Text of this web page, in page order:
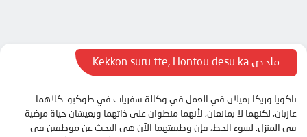
ملخص Kekkon suru tte, Hontou desu ka
تاكويا وريكا زميلان في العمل في وكالة سفريات في طوكيو. كلاهما
عازبان، لكنهما لا يمانعان، لأنهما منطوان على ذاتهما ويعيشان حياة مرضية
في المنزل. لسوء الحظ، فإن وظيفتهما الآن هي البحث عن موظفين في